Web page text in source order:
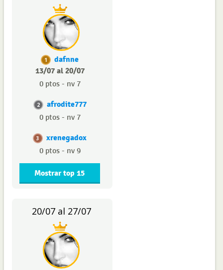
1
dafnne
13/07 al 20/07
0 ptos - nv 7
2 afrodite777
0 ptos - nv 7
3 xrenegadox
0 ptos - nv 9
Mostrar top 15
20/07 al 27/07